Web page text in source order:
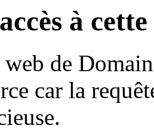
à
de
car la